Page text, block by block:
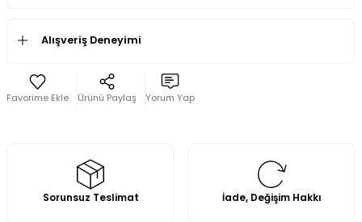
Alışveriş Deneyimi
Ürünü Paylaş Yorum Yap
Sorunsuz Teslimat İade, Değişim Hakkı